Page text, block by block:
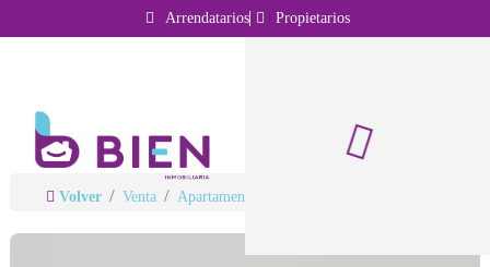
Arrendatarios Propietarios
Volver Venta Apartamentos